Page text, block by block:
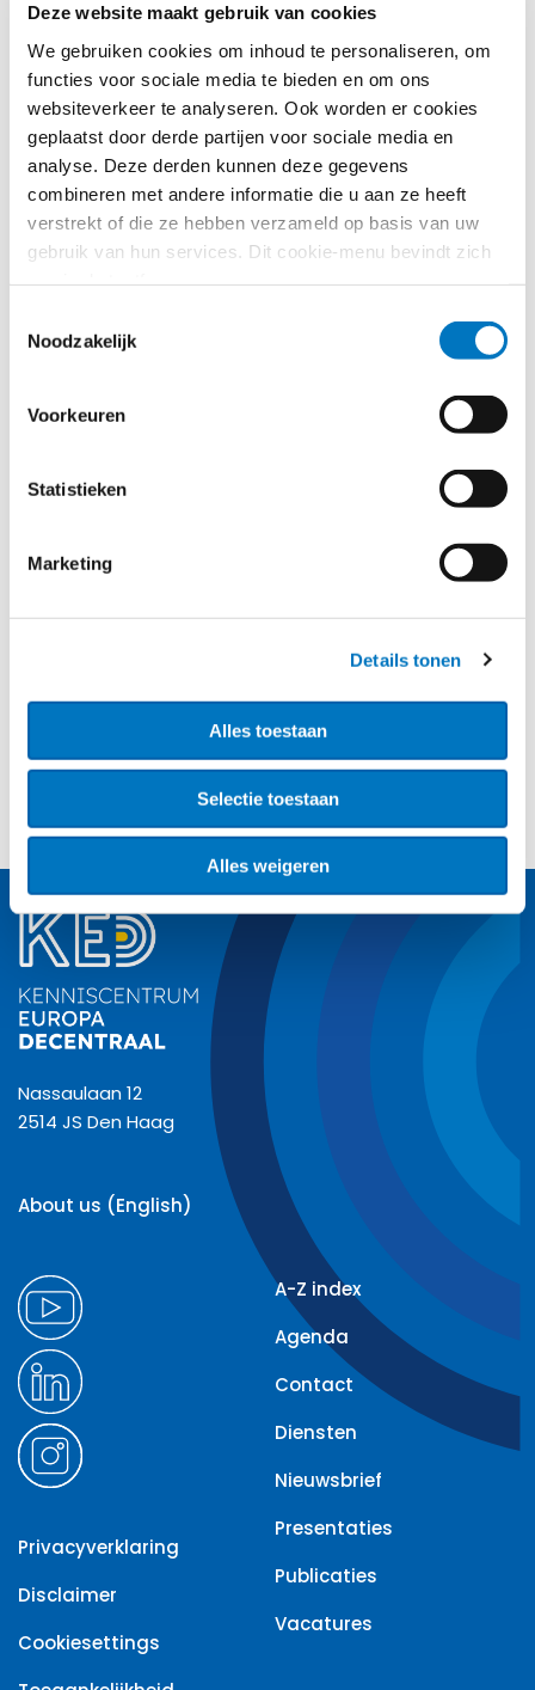
Deze website maakt gebruik van cookies
We gebruiken cookies om inhoud te personaliseren, om
functies voor sociale media te bieden en om ons
websiteverkeer te analyseren. Ook worden er cookies
geplaatst door derde partijen voor sociale media en
analyse. Deze derden kunnen deze gegevens
combineren met andere informatie die u aan ze heeft
verstrekt of die ze hebben verzameld op basis van uw
gebruik van hun services. Dit cookie-menu bevindt zich
Noodzakelijk
Voorkeuren
Statistieken
Marketing
Details tonen
Alles toestaan
Selectie toestaan
Alles weigeren
DIGITALE OVERHEID
Verwerken van
persoonsgegevens
DIGITALE OVERHEID
Moeten ambtenaren worden
geïnformeerd over het maken
en op internet publiceren van
begrip persoonsgegevens en
belang in het geval van het
kaart verplicht?
paginering
prev 1 2 3
Nassaulaan 12
2514 JS Den Haag
About us (English)
Privacyverklaring
Disclaimer
Cookiesettings
A-Z index
Agenda
Contact
Diensten
Nieuwsbrief
Presentaties
Publicaties
Vacatures